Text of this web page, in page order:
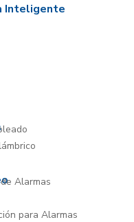
Inteligente
Alarmas
para Alarmas